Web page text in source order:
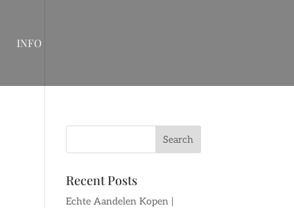
INFO
Recent Posts
Echte Aandelen Kopen |